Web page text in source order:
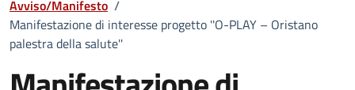
Avviso/Manifesto /
Manifestazione di interesse progetto ''O-PLAY – Oristano
palestra della salute''